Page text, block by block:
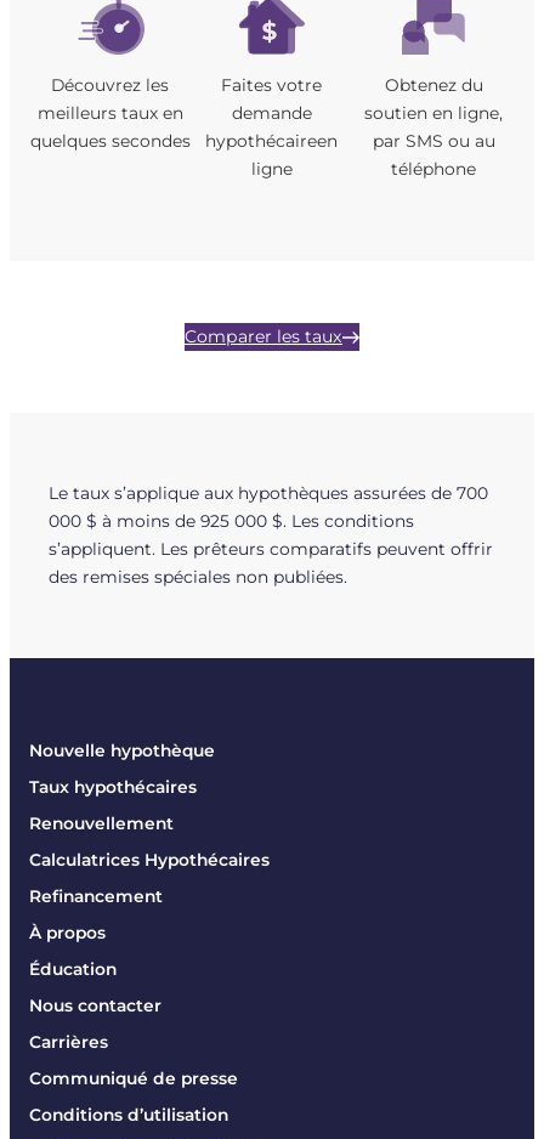
Découvrez les
meilleurs taux en
quelques secondes
Faites votre
demande
hypothécaireen
ligne
Obtenez du
soutien en ligne,
par SMS ou au
téléphone
Comparer les taux
Le taux s’applique aux hypothèques assurées de 700
000 $ à moins de 925 000 $. Les conditions
s’appliquent. Les prêteurs comparatifs peuvent offrir
des remises spéciales non publiées.
Nouvelle hypothèque
Taux hypothécaires
Renouvellement
Calculatrices Hypothécaires
Refinancement
À propos
Éducation
Nous contacter
Carrières
Communiqué de presse
Conditions d’utilisation